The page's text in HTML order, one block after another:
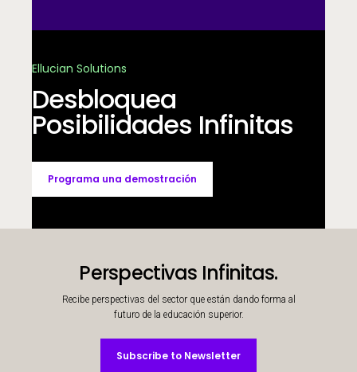
Ellucian Solutions
Desbloquea
Posibilidades Infinitas
Programa una demostración
Perspectivas Infinitas.
Recibe perspectivas del sector que están dando forma al
futuro de la educación superior.
Subscribe to Newsletter
Subscribe to Newsletter